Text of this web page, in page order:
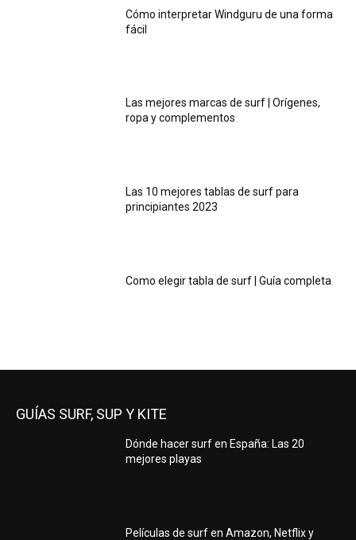
Cómo interpretar Windguru de una forma
fácil
Las mejores marcas de surf | Orígenes,
ropa y complementos
Las 10 mejores tablas de surf para
principiantes 2023
Como elegir tabla de surf | Guía completa
GUÍAS SURF, SUP Y KITE
Dónde hacer surf en España: Las 20
mejores playas
Películas de surf en Amazon, Netflix y